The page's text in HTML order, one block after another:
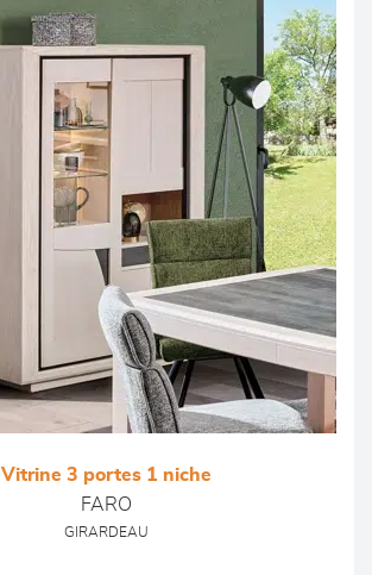
Vitrine 3 portes 1 niche
FARO
GIRARDEAU